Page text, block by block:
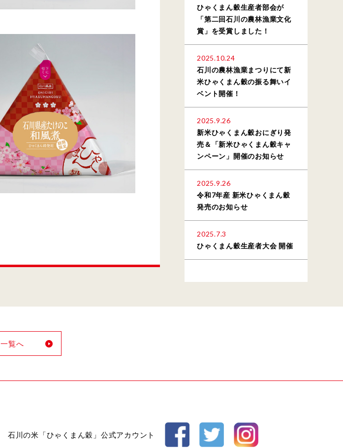
ひゃくまん穀生産者部会が
「第二回石川の農林漁業文化
賞」を受賞しました！
2025.10.24
石川の農林漁業まつりにて新
米ひゃくまん穀の振る舞いイ
ベント開催！
2025.9.26
新米ひゃくまん穀おにぎり発
売＆「新米ひゃくまん穀キャ
ンペーン」開催のお知らせ
2025.9.26
令和7年産 新米ひゃくまん穀
発売のお知らせ
2025.7.3
ひゃくまん穀生産者大会 開催
一覧へ
石川の米「ひゃくまん穀」公式アカウント